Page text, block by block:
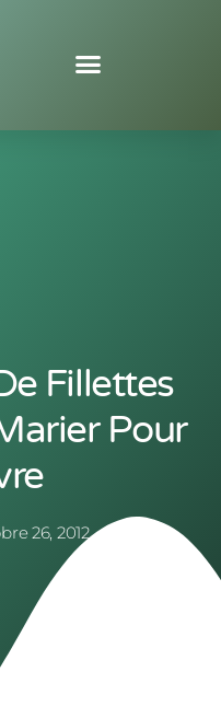
Fillettes
Pour
26, 2012